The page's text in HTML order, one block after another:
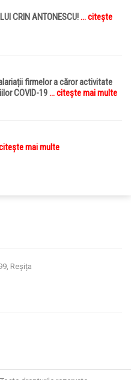
CRIN ANTONESCU!... citește
firmelor a căror activitate
COVID-19... citește mai multe
mai multe
Reșița